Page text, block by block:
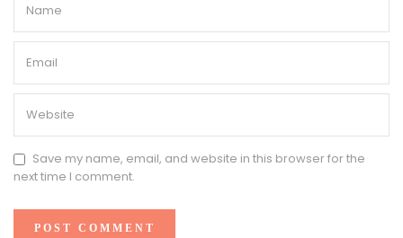
Save my name, email, and website in this browser for the
next time I comment.